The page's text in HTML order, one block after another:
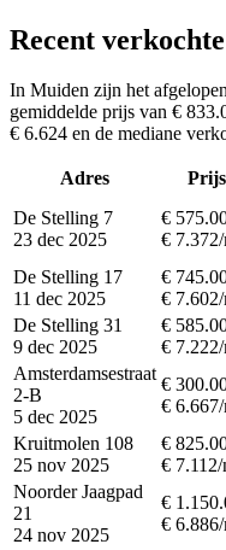
Recent
In Muiden zijn het
gemiddelde prijs van €
€ 6.624 en de mediane
Adres Prijs
De Stelling 7
23 dec 2025
€
€ 7.372/
De Stelling 17
11 dec 2025
€
€ 7.602/
De Stelling 31
9 dec 2025
€
€ 7.222/
Amsterdamsestraat
2-B
5 dec 2025
€
€ 6.667/
Kruitmolen 108
25 nov 2025
€
€ 7.112/
Noorder Jaagpad
21
24 nov 2025
€
€ 6.886/